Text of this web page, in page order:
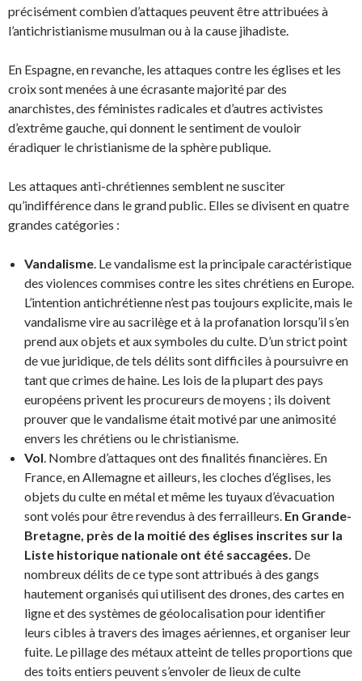
précisément combien d’attaques peuvent être attribuées à
l’antichristianisme musulman ou à la cause jihadiste.
En Espagne, en revanche, les attaques contre les églises et les
croix sont menées à une écrasante majorité par des
anarchistes, des féministes radicales et d’autres activistes
d’extrême gauche, qui donnent le sentiment de vouloir
éradiquer le christianisme de la sphère publique.
Les attaques anti-chrétiennes semblent ne susciter
qu’indifférence dans le grand public. Elles se divisent en quatre
grandes catégories :
Vandalisme. Le vandalisme est la principale caractéristique
des violences commises contre les sites chrétiens en Europe.
L’intention antichrétienne n’est pas toujours explicite, mais le
vandalisme vire au sacrilège et à la profanation lorsqu’il s’en
prend aux objets et aux symboles du culte. D’un strict point
de vue juridique, de tels délits sont difficiles à poursuivre en
tant que crimes de haine. Les lois de la plupart des pays
européens privent les procureurs de moyens ; ils doivent
prouver que le vandalisme était motivé par une animosité
envers les chrétiens ou le christianisme.
Vol. Nombre d’attaques ont des finalités financières. En
France, en Allemagne et ailleurs, les cloches d’églises, les
objets du culte en métal et même les tuyaux d’évacuation
sont volés pour être revendus à des ferrailleurs. En Grande-
Bretagne, près de la moitié des églises inscrites sur la
Liste historique nationale ont été saccagées. De
nombreux délits de ce type sont attribués à des gangs
hautement organisés qui utilisent des drones, des cartes en
ligne et des systèmes de géolocalisation pour identifier
leurs cibles à travers des images aériennes, et organiser leur
fuite. Le pillage des métaux atteint de telles proportions que
des toits entiers peuvent s’envoler de lieux de culte